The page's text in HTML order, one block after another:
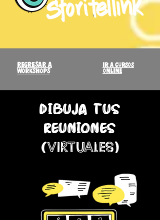
regresar a
workshops
ir a cursos
online
dibuja tus
reuniones
(VIRTUALES)